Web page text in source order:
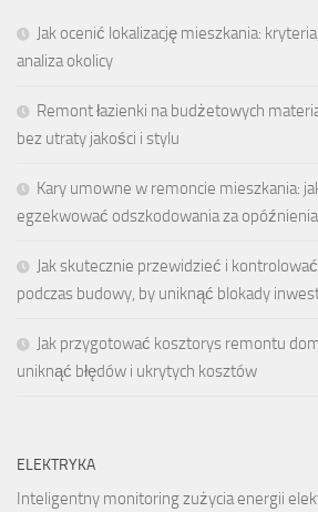
Jak ocenić lokalizację mieszkania:
analiza okolicy
Remont łazienki na budżetowych
bez utraty jakości i stylu
Kary umowne w remoncie mieszkania:
egzekwować odszkodowania za
Jak skutecznie przewidzieć i
podczas budowy, by uniknąć blokady
Jak przygotować kosztorys remontu
uniknąć błędów i ukrytych kosztów
ELEKTRYKA
Inteligentny monitoring zużycia energii